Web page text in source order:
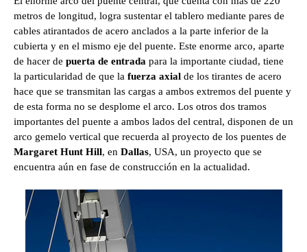
metros de longitud, logra sustentar el tablero mediante pares de
cables atirantados de acero anclados a la parte inferior de la
cubierta y en el mismo eje del puente. Este enorme arco, aparte
de hacer de puerta de entrada para la importante ciudad, tiene
la particularidad de que la fuerza axial de los tirantes de acero
hace que se transmitan las cargas a ambos extremos del puente y
de esta forma no se desplome el arco. Los otros dos tramos
importantes del puente a ambos lados del central, disponen de un
arco gemelo vertical que recuerda al proyecto de los puentes de
Margaret Hunt Hill, en Dallas, USA, un proyecto que se
encuentra aún en fase de construcción en la actualidad.